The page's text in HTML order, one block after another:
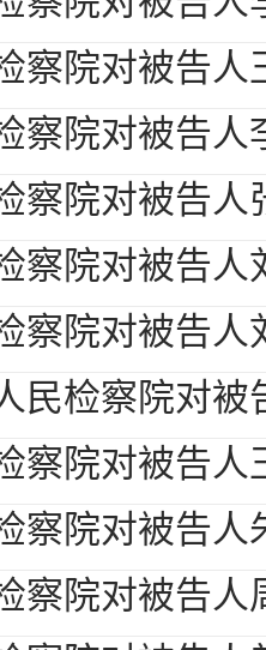
察院对被告人
察院对被告人
察院对被告人
察院对被告人
察院对被告人
民检察院对被
察院对被告人
察院对被告人
察院对被告人